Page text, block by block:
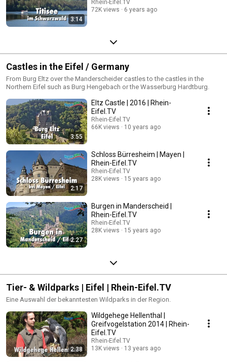
Titisee: Der Titisee ist berühmt durch seine Kombination aus malerischer
Natur im Hochschwarzwald, vielfältigen Freizeitmöglichkeiten wie
Bootfahren und Wandern, seiner glasklaren Wasserqualität und der
charakteristischen Infrastruktur mit Promenade und Restaurants. Der
zahlreichen Wassersportmöglichkeiten ziehen in den Sommermonaten
Besucher aus der ganzen Ferienregion an. Und noch vieles mehr finden
3:14
Rhein-Eifel.TV
72K views
6 years ago
Castles in the Eifel / Germany
From Burg Eltz over the Manderscheider castles to the castles in the
Northern Eifel such as Burg Hengebach or the Wasserburg Hardtburg.
3:55
Eltz Castle | 2016 | Rhein-
Eifel.TV
Rhein-Eifel.TV
66K views
10 years ago
2:17
Schloss Bürresheim | Mayen |
Rhein-Eifel.TV
Rhein-Eifel.TV
28K views
15 years ago
2:27
Burgen in Manderscheid |
Rhein-Eifel.TV
Rhein-Eifel.TV
28K views
15 years ago
Tier- & Wildparks | Eifel | Rhein-Eifel.TV
Eine Auswahl der bekanntesten Wildparks in der Region.
2:38
Wildgehege Hellenthal |
Greifvogelstation 2014 | Rhein-
Eifel.TV
Rhein-Eifel.TV
13K views
13 years ago